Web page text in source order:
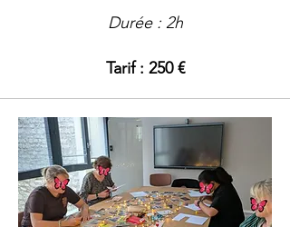
Durée : 2h
Tarif : 250 €